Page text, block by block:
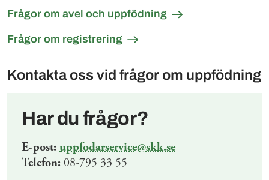
Frågor om avel och uppfödning
Frågor om registrering
Kontakta oss vid frågor om uppfödning
Har du frågor?
E-post: uppfodarservice@skk.se
Telefon: 08-795 33 55